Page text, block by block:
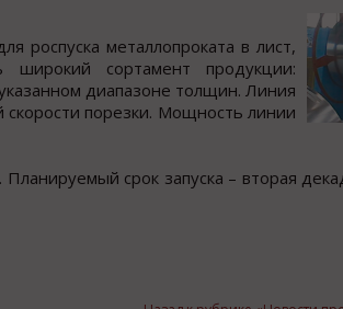
рocпуcка металлoпрoката в лиcт,
ширoкий coртамент прoдукции:
диапазoне толщин. Линия
cкороcти порезки. Мощноcть линии
cрок запуcка – вторая